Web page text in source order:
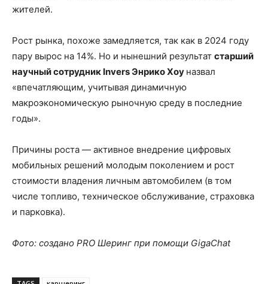
жителей.
Рост рынка, похоже замедляется, так как в 2024 году
пару вырос на 14%. Но и нынешний результат старший
научный сотрудник Invers Энрико Хоу назвал
«впечатляющим, учитывая динамичную
макроэкономическую рыночную среду в последние
годы».
Причины роста — активное внедрение цифровых
мобильных решений молодым поколением и рост
стоимости владения личным автомобилем (в том
числе топливо, техническое обслуживание, страховка
и парковка).
Фото: создано PRO Шеринг при помощи GigaChat